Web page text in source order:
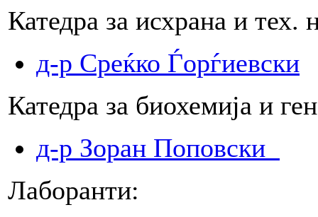
Катедра за исхрана и тех.
д-р Среќко Ѓорѓиевски
Катедра за биохемија и
д-р Зоран Поповски
Лаборанти: